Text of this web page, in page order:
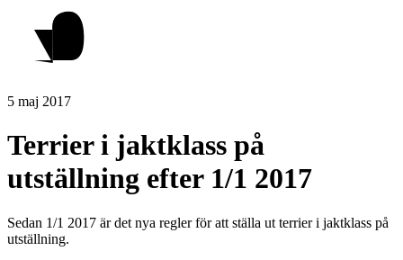
5 maj 2017
Terrier i jaktklass på
utställning efter 1/1 2017
Sedan 1/1 2017 är det nya regler för att ställa ut terrier i jaktklass på
utställning.